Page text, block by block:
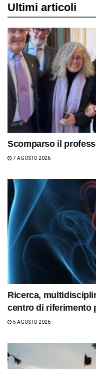
Ultimi articoli
Scomparso il
7 AGOSTO 2026
Ricerca,
centro di riferimento
5 AGOSTO 2026